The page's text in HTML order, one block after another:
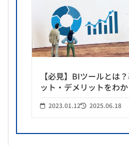
【必見】BIツールとは
ット・デメリットをわ
2023.01.12 2025.06.18